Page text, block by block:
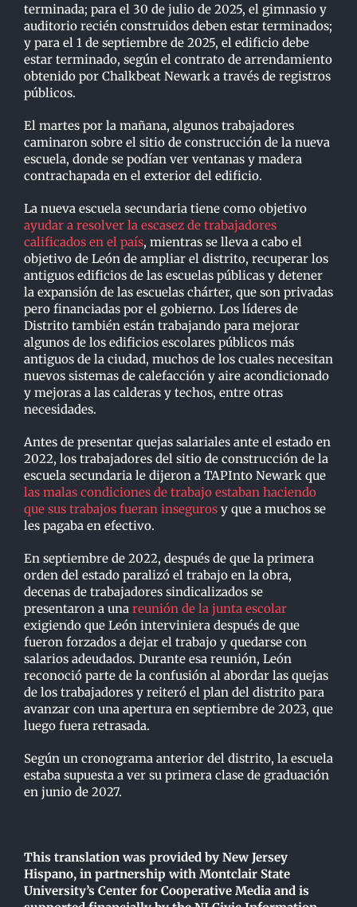
terminada; para el 30 de julio de 2025, el gimnasio y
auditorio recién construidos deben estar terminados;
y para el 1 de septiembre de 2025, el edificio debe
estar terminado, según el contrato de arrendamiento
obtenido por Chalkbeat Newark a través de registros
públicos.
El martes por la mañana, algunos trabajadores
caminaron sobre el sitio de construcción de la nueva
escuela, donde se podían ver ventanas y madera
contrachapada en el exterior del edificio.
La nueva escuela secundaria tiene como objetivo
ayudar a resolver la escasez de trabajadores
calificados en el país, mientras se lleva a cabo el
objetivo de León de ampliar el distrito, recuperar los
antiguos edificios de las escuelas públicas y detener
la expansión de las escuelas chárter, que son privadas
pero financiadas por el gobierno. Los líderes de
Distrito también están trabajando para mejorar
algunos de los edificios escolares públicos más
antiguos de la ciudad, muchos de los cuales necesitan
nuevos sistemas de calefacción y aire acondicionado
y mejoras a las calderas y techos, entre otras
necesidades.
Antes de presentar quejas salariales ante el estado en
2022, los trabajadores del sitio de construcción de la
escuela secundaria le dijeron a TAPInto Newark que
las malas condiciones de trabajo estaban haciendo
que sus trabajos fueran inseguros y que a muchos se
les pagaba en efectivo.
En septiembre de 2022, después de que la primera
orden del estado paralizó el trabajo en la obra,
decenas de trabajadores sindicalizados se
presentaron a una reunión de la junta escolar
exigiendo que León interviniera después de que
fueron forzados a dejar el trabajo y quedarse con
salarios adeudados. Durante esa reunión, León
reconoció parte de la confusión al abordar las quejas
de los trabajadores y reiteró el plan del distrito para
avanzar con una apertura en septiembre de 2023, que
luego fuera retrasada.
Según un cronograma anterior del distrito, la escuela
estaba supuesta a ver su primera clase de graduación
en junio de 2027.
This translation was provided by New Jersey
Hispano, in partnership with Montclair State
University’s Center for Cooperative Media and is